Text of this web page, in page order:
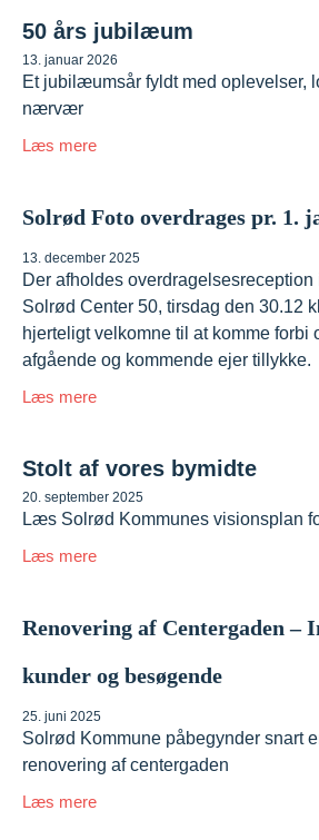
50 års jubilæum
13. januar 2026
Et jubilæumsår fyldt med oplevelser,
nærvær
Læs mere
Solrød Foto overdrages pr. 1.
13. december 2025
Der afholdes overdragelsesreception
Solrød Center 50, tirsdag den 30.12
hjerteligt velkomne til at komme forbi
afgående og kommende ejer tillykke.
Læs mere
Stolt af vores bymidte
20. september 2025
Læs Solrød Kommunes visionsplan
Læs mere
Renovering af Centergaden –
kunder og besøgende
25. juni 2025
Solrød Kommune påbegynder snart
renovering af centergaden
Læs mere